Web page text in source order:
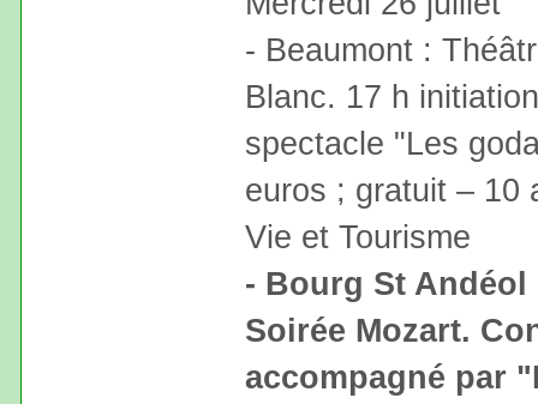
- Beaumont :
Blanc. 17 h
spectacle "Les
euros ; gratuit – 10
Vie et Tourisme
- Bourg St Andéol
Soirée Mozart.
accompagné par